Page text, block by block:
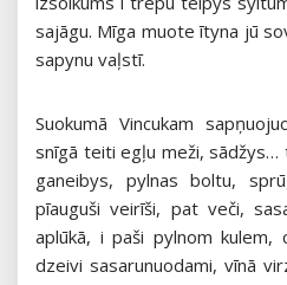
sajāgu. Mīga muote ītyna jū
sapynu vaļstī.
Suokumā Vincukam
snīgā teiti egļu meži,
ganeibys, pylnas boltu,
pīauguši veirīši, pat veči,
aplūkā, i paši pylnom
dzeivi sasarunuodami, vīnā